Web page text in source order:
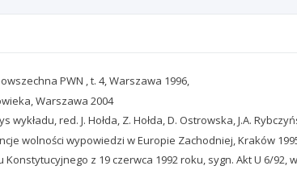
PWN , t. 4, Warszawa 1996,
Warszawa 2004
wykładu, red. J. Hołda, Z. Hołda, D. Ostrowska, J.A.
wolności wypowiedzi w Europie Zachodniej, Kraków
Konstytucyjnego z 19 czerwca 1992 roku, sygn. Akt U 6/